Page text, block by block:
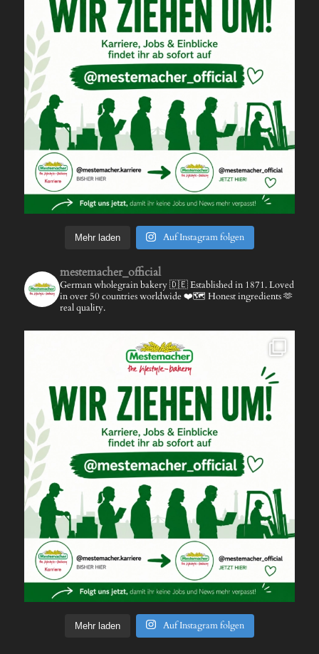
Mehr laden Auf Instagram folgen
mestemacher_official
German wholegrain bakery 🇩🇪Established in 1871.Loved
in over 50 countries worldwide ❤️🗺️ Honest ingredients 🫶
real quality.
Mehr laden Auf Instagram folgen